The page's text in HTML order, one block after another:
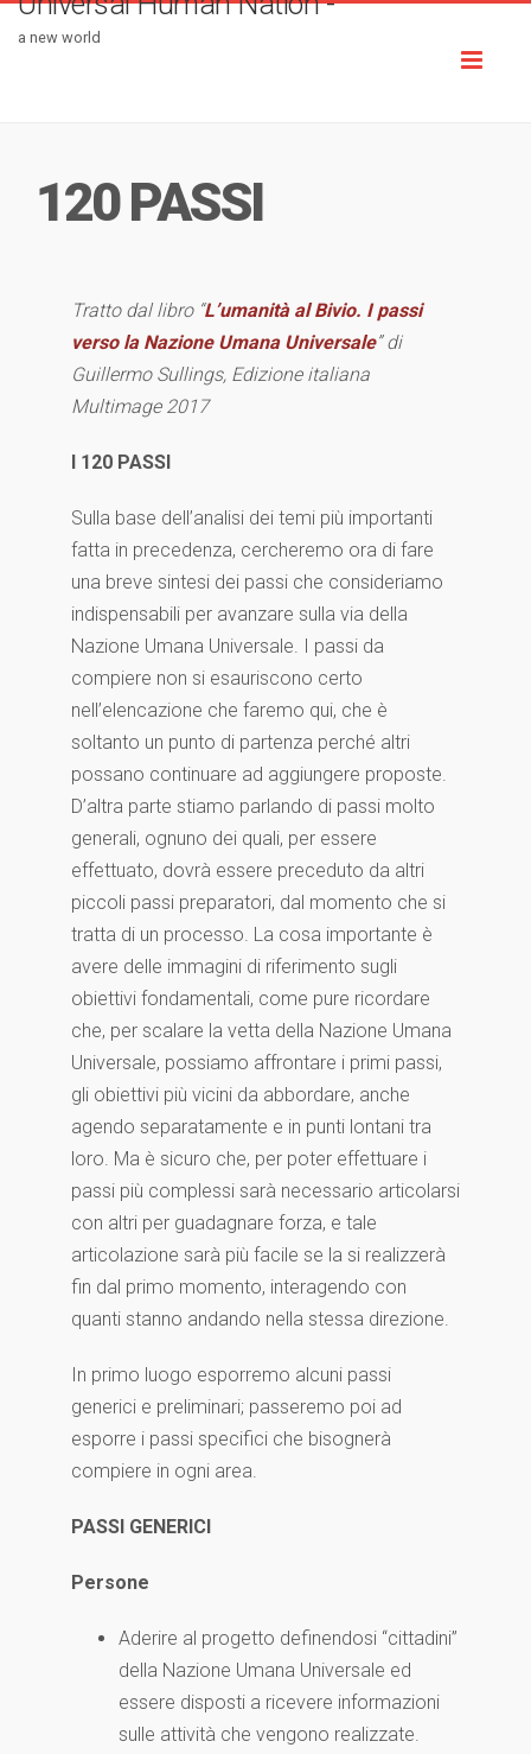
a new world
120 PASSI
Tratto dal libro “L’umanità al Bivio. I passi
verso la Nazione Umana Universale” di
Guillermo Sullings, Edizione italiana
Multimage 2017
I 120 PASSI
Sulla base dell’analisi dei temi più importanti
fatta in precedenza, cercheremo ora di fare
una breve sintesi dei passi che consideriamo
indispensabili per avanzare sulla via della
Nazione Umana Universale. I passi da
compiere non si esauriscono certo
nell’elencazione che faremo qui, che è
soltanto un punto di partenza perché altri
possano continuare ad aggiungere proposte.
D’altra parte stiamo parlando di passi molto
generali, ognuno dei quali, per essere
effettuato, dovrà essere preceduto da altri
piccoli passi preparatori, dal momento che si
tratta di un processo. La cosa importante è
avere delle immagini di riferimento sugli
obiettivi fondamentali, come pure ricordare
che, per scalare la vetta della Nazione Umana
Universale, possiamo affrontare i primi passi,
gli obiettivi più vicini da abbordare, anche
agendo separatamente e in punti lontani tra
loro. Ma è sicuro che, per poter effettuare i
passi più complessi sarà necessario articolarsi
con altri per guadagnare forza, e tale
articolazione sarà più facile se la si realizzerà
fin dal primo momento, interagendo con
quanti stanno andando nella stessa direzione.
In primo luogo esporremo alcuni passi
generici e preliminari; passeremo poi ad
esporre i passi specifici che bisognerà
compiere in ogni area.
PASSI GENERICI
Persone
Aderire al progetto definendosi “cittadini”
della Nazione Umana Universale ed
essere disposti a ricevere informazioni
sulle attività che vengono realizzate.